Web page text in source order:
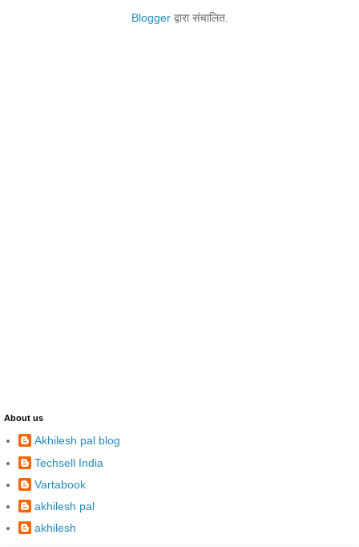
Bloggerद्वारा संचालित.
About us
Akhilesh pal blog
Techsell India
Vartabook
akhilesh pal
akhilesh